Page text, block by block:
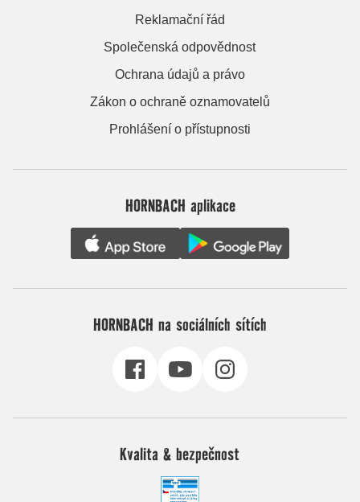
Reklamační řád
Společenská odpovědnost
Ochrana údajů a právo
Zákon o ochraně oznamovatelů
Prohlášení o přístupnosti
HORNBACH aplikace
HORNBACH na sociálních sítích
Kvalita & bezpečnost